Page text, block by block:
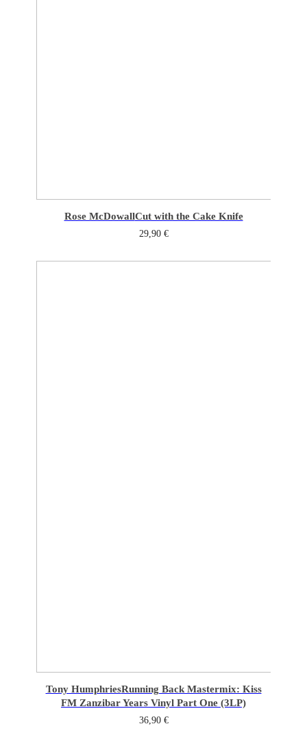
Rose McDowallCut with the Cake Knife
29,90 €
Tony HumphriesRunning Back Mastermix: Kiss
FM Zanzibar Years Vinyl Part One (3LP)
36,90 €